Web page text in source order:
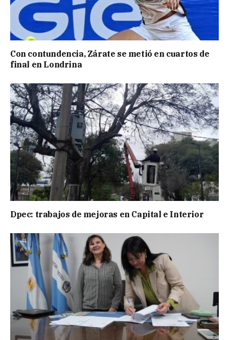
Con contundencia, Zárate se metió en cuartos de
final en Londrina
Dpec: trabajos de mejoras en Capital e Interior